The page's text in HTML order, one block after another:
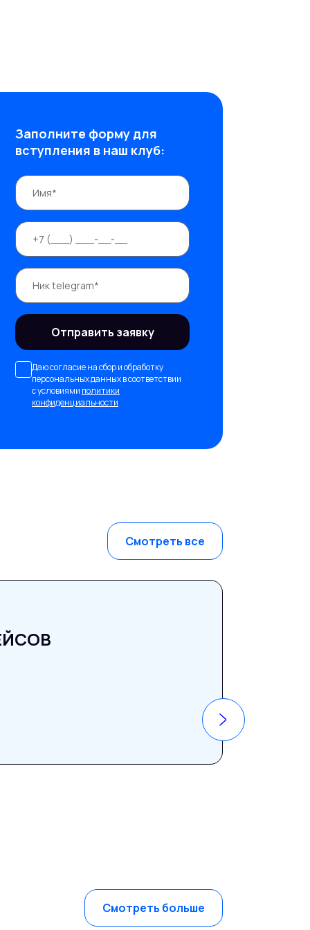
Заполните форму для
вступления в наш клуб:
Отправить заявку
Даю согласие на сбор и обработку
персональных данных в соответствии
с условиями политики
конфиденциальности
Смотреть все
Смотреть больше